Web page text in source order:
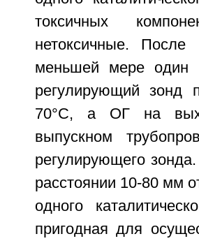
токсичных
нетоксичные.
меньшей мере один
регулирующий зонд
70°С, а ОГ на
выпускном
регулирующего
расстоянии 10-80 мм
одного
пригодная для